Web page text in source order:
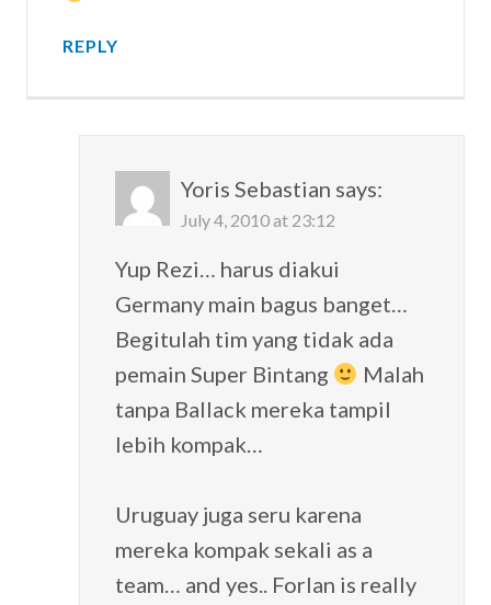
REPLY
Yoris Sebastian says:
July 4, 2010 at 23:12
Yup Rezi… harus diakui
Germany main bagus banget…
Begitulah tim yang tidak ada
pemain Super Bintang
Malah
tanpa Ballack mereka tampil
lebih kompak…
Uruguay juga seru karena
mereka kompak sekali as a
team… and yes.. Forlan is really